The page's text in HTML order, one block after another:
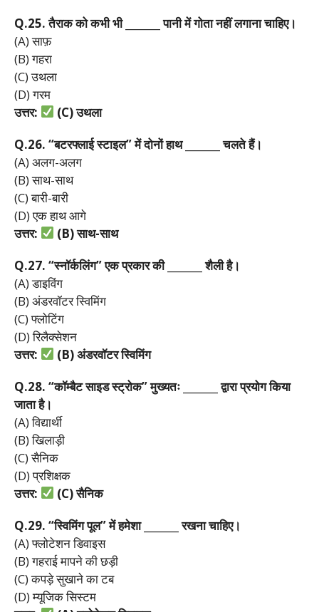
Q.25.तैराककोकभीभी _______पानीमेंगोतानहींलगानाचाहिए।
(A) साफ़
(B) गहरा
(C) उथला
(D) गरम
उत्तर:
(C)उथला
Q.26. “बटरफ्लाईस्टाइल”मेंदोनोंहाथ _______चलतेहैं।
(A) अलग-अलग
(B) साथ-साथ
(C) बारी-बारी
(D) एक हाथ आगे
उत्तर:
(B)साथ-साथ
Q.27. “स्नॉर्कलिंग”एकप्रकारकी _______शैलीहै।
(A) डाइविंग
(B) अंडरवॉटर स्विमिंग
(C) फ्लोटिंग
(D) रिलैक्सेशन
उत्तर:
(B)अंडरवॉटरस्विमिंग
Q.28. “कॉम्बैटसाइडस्ट्रोक”मुख्यतः _______द्वाराप्रयोगकिया
जाताहै।
(A) विद्यार्थी
(B) खिलाड़ी
(C) सैनिक
(D) प्रशिक्षक
उत्तर:
(C)सैनिक
Q.29. “स्विमिंगपूल”मेंहमेशा _______रखनाचाहिए।
(A) फ्लोटेशन डिवाइस
(B) गहराई मापने की छड़ी
(C) कपड़े सुखाने का टब
(D) म्यूजिक सिस्टम